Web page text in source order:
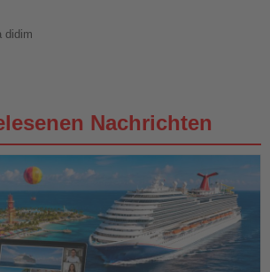
didim
Nachrichten